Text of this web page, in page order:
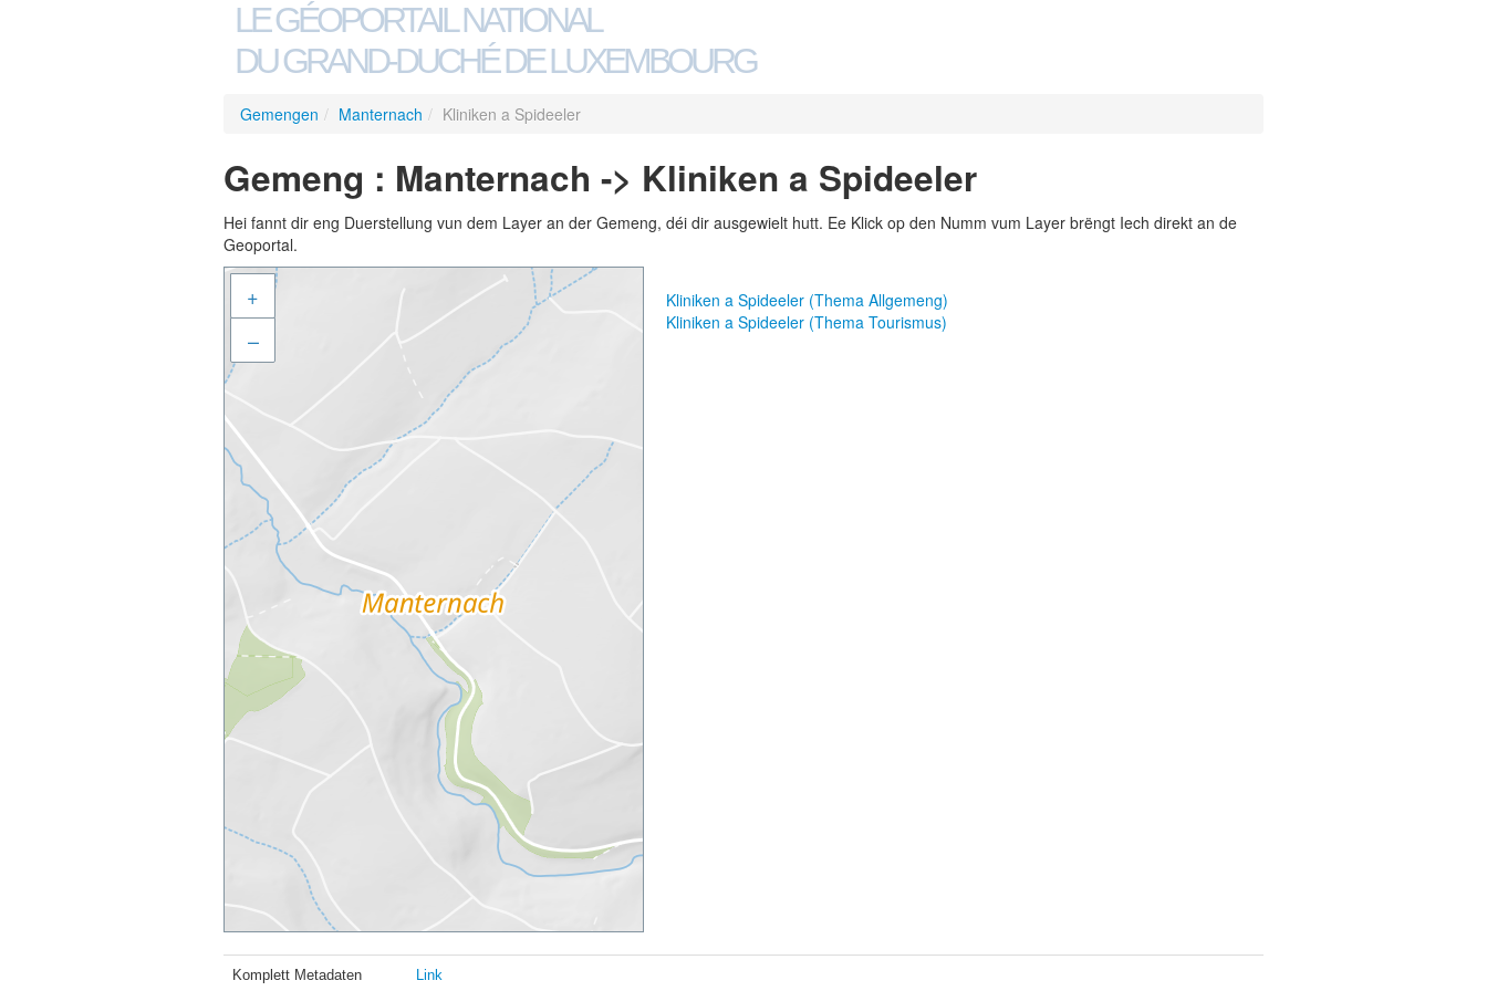
LE GÉOPORTAIL NATIONAL
DU GRAND-DUCHÉ DE LUXEMBOURG
Gemengen / Manternach / Kliniken a Spideeler
Gemeng : Manternach -> Kliniken a Spideeler
Hei fannt dir eng Duerstellung vun dem Layer an der Gemeng, déi dir ausgewielt hutt. Ee Klick op den Numm vum Layer brëngt Iech direkt an de
Geoportal.
+
–
Kliniken a Spideeler (Thema Allgemeng)
Kliniken a Spideeler (Thema Tourismus)
Komplett Metadaten Link